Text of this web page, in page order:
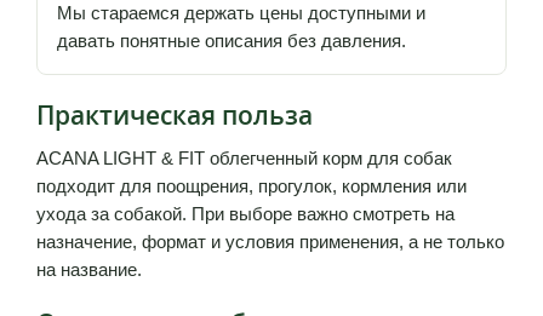
Мы стараемся держать цены доступными и
давать понятные описания без давления.
Практическая польза
ACANA LIGHT & FIT облегченный корм для собак
подходит для поощрения, прогулок, кормления или
ухода за собакой. При выборе важно смотреть на
назначение, формат и условия применения, а не только
на название.